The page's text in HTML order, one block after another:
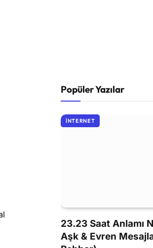
Popüler Yazılar
İNTERNET
23.23 Saat Anlamı
Aşk & Evren